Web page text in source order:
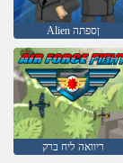
Alien ןספתה
ריוואה ליח ברק